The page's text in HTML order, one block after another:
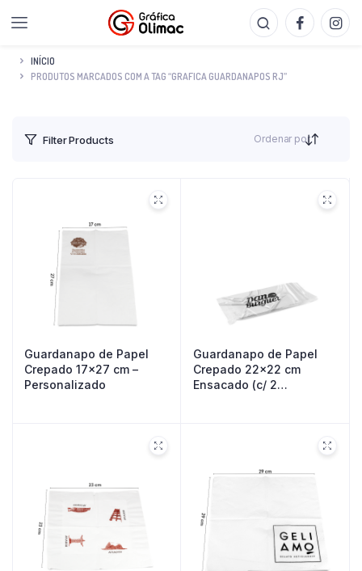
INÍCIO
PRODUTOS MARCADOS COM A TAG “GRAFICA GUARDANAPOS RJ”
Filter Products Ordenar por
Guardanapo de Papel
Crepado 17×27 cm –
Personalizado
Guardanapo de Papel
Crepado 22×22 cm
Ensacado (c/ 2